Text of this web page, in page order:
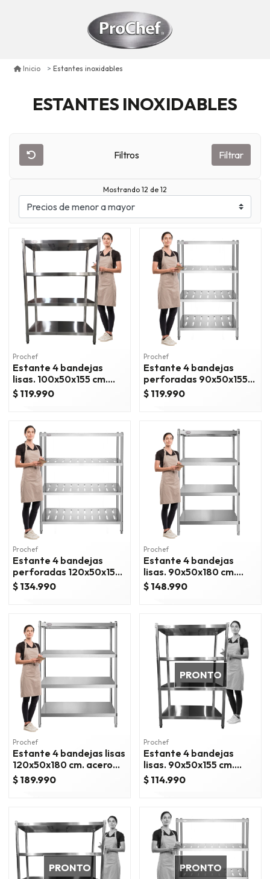
Inicio Estantes inoxidables
ESTANTES INOXIDABLES
Filtros Filtrar
Mostrando 12 de 12
Prochef
Estante 4 bandejas
lisas. 100x50x155 cm.
acero inox
$ 119.990
Prochef
Estante 4 bandejas
perforadas 90x50x155
cm. acero inox
$ 119.990
Prochef
Estante 4 bandejas
perforadas 120x50x155
cm. acero inox
$ 134.990
Prochef
Estante 4 bandejas
lisas. 90x50x180 cm.
acero inox
$ 148.990
Prochef
Estante 4 bandejas lisas
120x50x180 cm. acero
inox
$ 189.990
PRONTO
Prochef
Estante 4 bandejas
lisas. 90x50x155 cm.
acero inox
$ 114.990
PRONTO PRONTO